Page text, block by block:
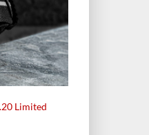
Limited